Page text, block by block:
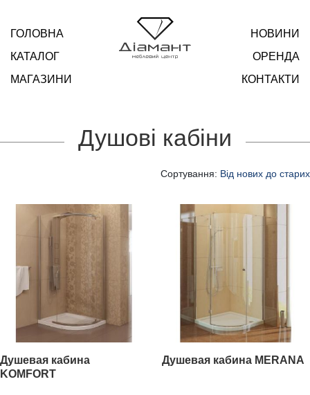
ГОЛОВНА
КАТАЛОГ
МАГАЗИНИ
НОВИНИ
ОРЕНДА
КОНТАКТИ
Душові кабіни
Сортування: Від нових до старих
Душевая кабина
KOMFORT
Душевая кабина MERANA